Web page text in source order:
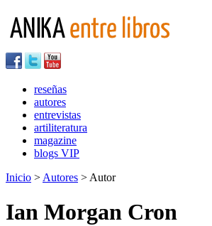
reseñas
autores
entrevistas
artiliteratura
magazine
blogs VIP
Inicio > Autores > Autor
Ian Morgan Cron